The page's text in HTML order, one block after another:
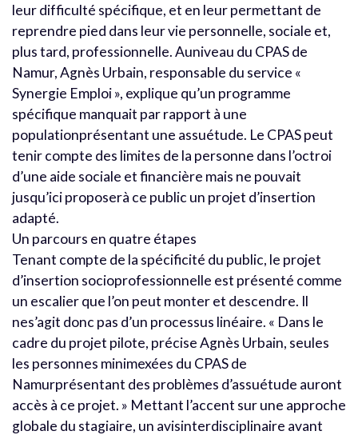
leur difficulté spécifique, et en leur permettant de
reprendre pied dans leur vie personnelle, sociale et,
plus tard, professionnelle. Auniveau du CPAS de
Namur, Agnès Urbain, responsable du service «
Synergie Emploi », explique qu’un programme
spécifique manquait par rapport à une
populationprésentant une assuétude. Le CPAS peut
tenir compte des limites de la personne dans l’octroi
d’une aide sociale et financière mais ne pouvait
jusqu’ici proposerà ce public un projet d’insertion
adapté.
Un parcours en quatre étapes
Tenant compte de la spécificité du public, le projet
d’insertion socioprofessionnelle est présenté comme
un escalier que l’on peut monter et descendre. Il
nes’agit donc pas d’un processus linéaire. « Dans le
cadre du projet pilote, précise Agnès Urbain, seules
les personnes minimexées du CPAS de
Namurprésentant des problèmes d’assuétude auront
accès à ce projet. » Mettant l’accent sur une approche
globale du stagiaire, un avisinterdisciplinaire avant